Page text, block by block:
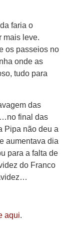
faria o
mais leve.
os passeios no
onde as
tudo para
das
final das
Pipa não deu a
aumentava dia
para a falta de
do Franco
aqui.